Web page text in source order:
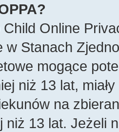
Child Online
w Stanach
mogące
niż 13 lat,
na
niż 13 lat. Jeżeli